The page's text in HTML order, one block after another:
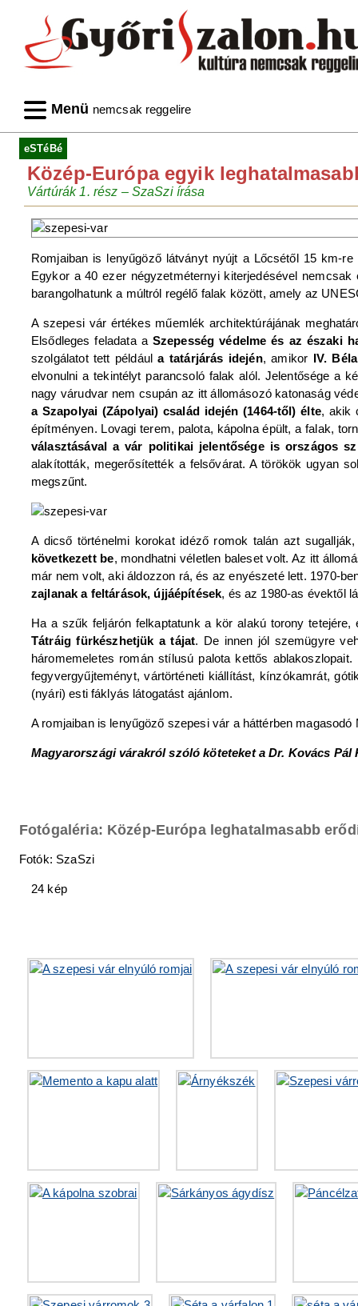
Menü nemcsak reggelire
eSTéBé
Közép-Európa egyik
Vártúrák 1. rész ‒ SzaSzi írása
Romjaiban is lenyűgöző látványt nyújt a Lőcsétől 15 km-
Egykor a 40 ezer négyzetméternyi kiterjedésével
barangolhatunk a múltról regélő falak között, amely az
A szepesi vár értékes műemlék architektúrájának
Elsődleges feladata a Szepesség védelme és az északi
szolgálatot tett példáula tatárjárás idején, amikor IV.
elvonulni a tekintélyt parancsoló falak alól. Jelentősége a
nagy várudvar nem csupán az itt állomásozó katonaság
a Szapolyai (Zápolyai) család idején (1464-től) élte, akik
építményen. Lovagi terem, palota, kápolna épült, a falak,
választásával a vár politikai jelentősége is országos
alakították, megerősítették a felsővárat. A törökök ugyan
megszűnt.
A dicső történelmi korokat idéző romok talán azt
következett be, mondhatni véletlen baleset volt. Az itt
már nem volt, aki áldozzon rá, és az enyészeté lett. 1970-
zajlanak a feltárások, újjáépítések, és az 1980-as évektől
Ha a szűk feljárón felkaptatunk a kör alakú torony
Tátráig fürkészhetjük a tájat. De innen jól szemügyre
háromemeletes román stílusú palota kettős
fegyvergyűjteményt, vártörténeti kiállítást, kínzókamrát,
(nyári) esti fáklyás látogatást ajánlom.
A romjaiban is lenyűgöző szepesi vár a háttérben
Magyarországi várakról szóló köteteket a Dr. Kovács
Fotógaléria: Közép-Európa leghatalmasabb
Fotók: SzaSzi
24 kép